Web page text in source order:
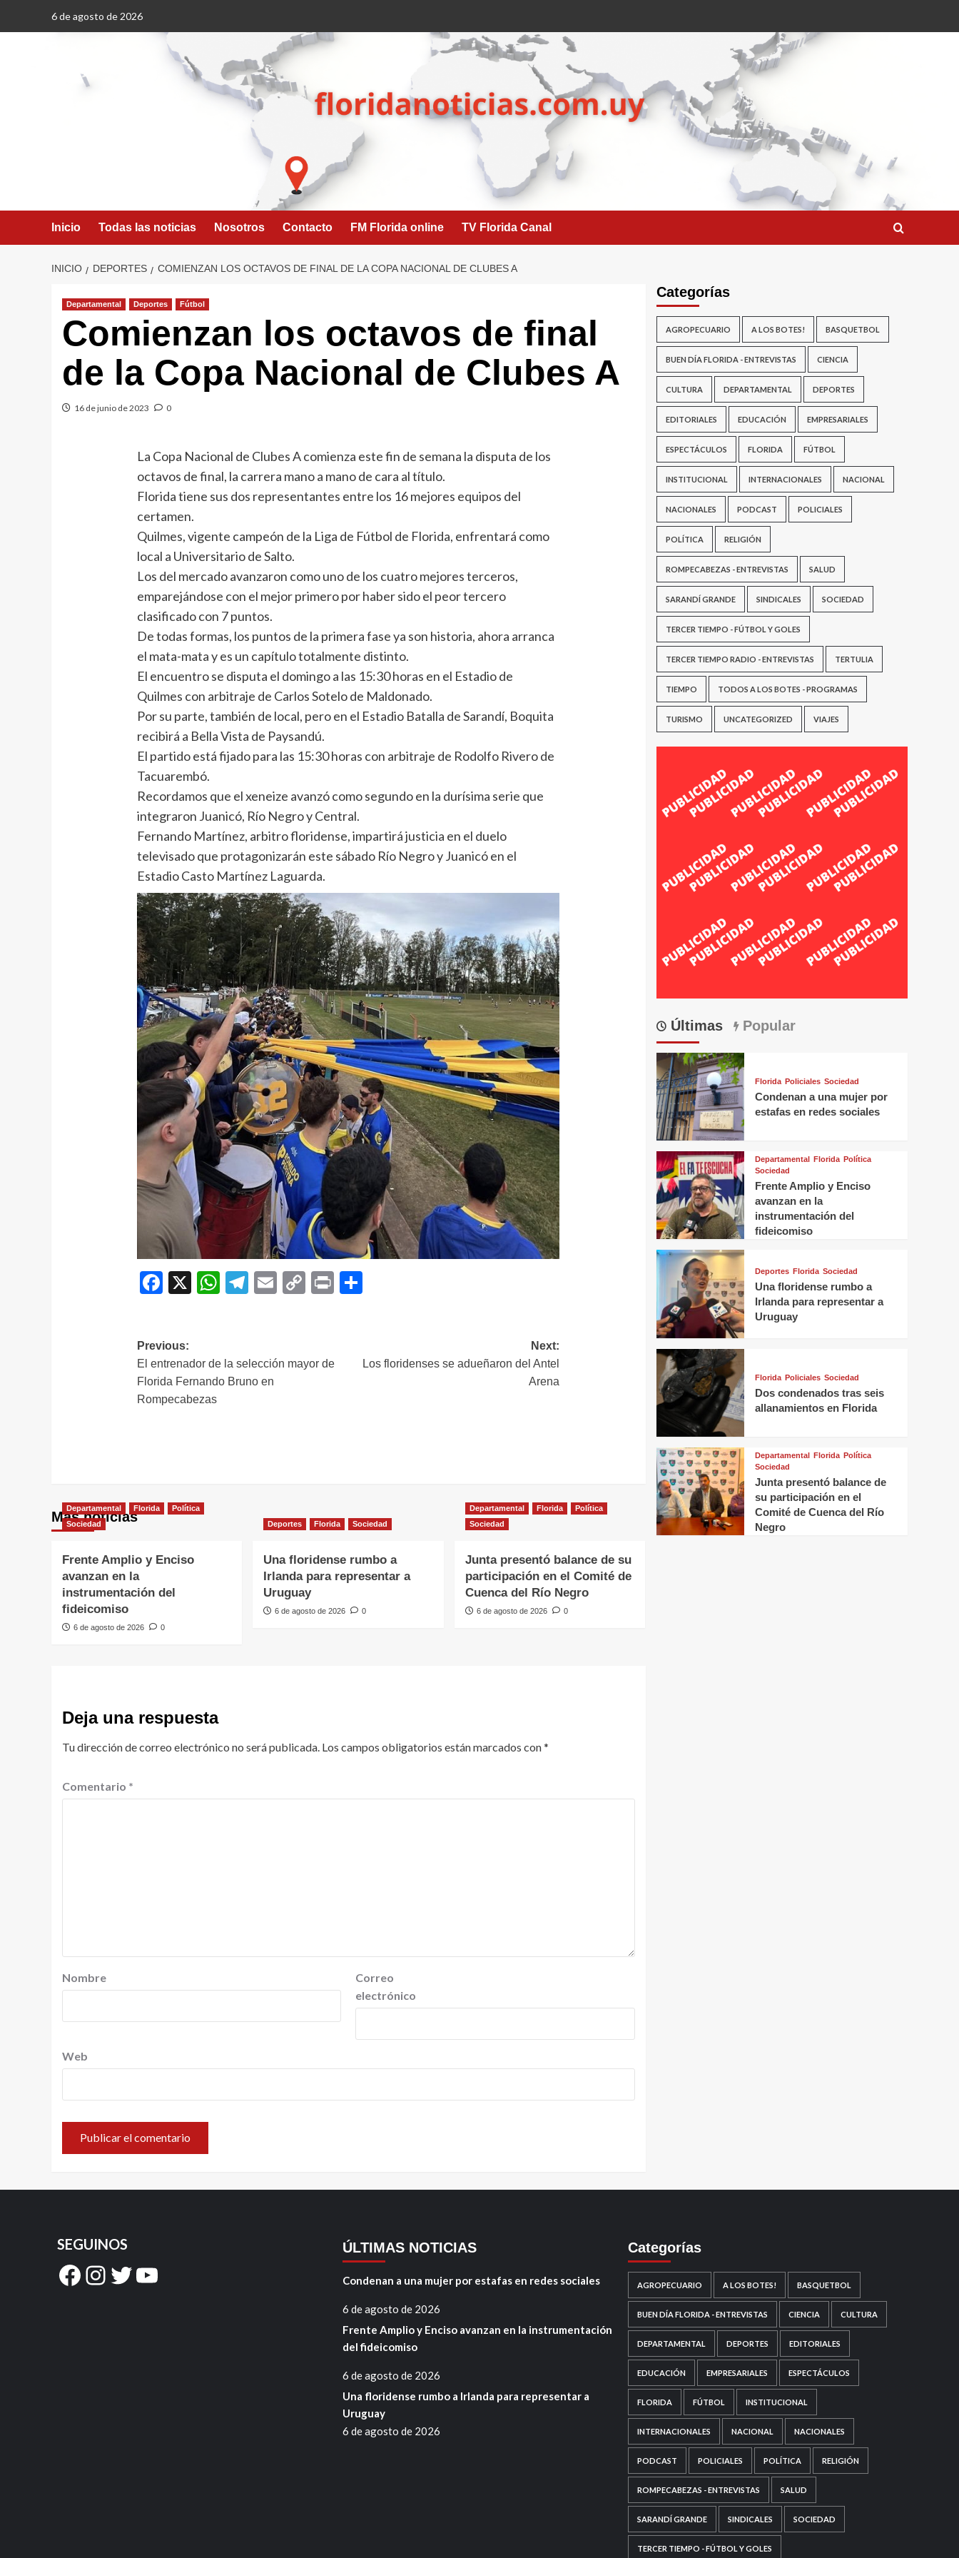
6 de agosto de 2026
Inicio Todas las noticias Nosotros Contacto FM Florida online TV Florida Canal
INICIO DEPORTES COMIENZAN LOS OCTAVOS DE FINAL DE LA COPA NACIONAL DE CLUBES A
Departamental Deportes Fútbol
Comienzan los octavos de final
de la Copa Nacional de Clubes A
16 de junio de 2023 0
La Copa Nacional de Clubes A comienza este fin de semana la disputa de los
octavos de final, la carrera mano a mano de cara al título.
Florida tiene sus dos representantes entre los 16 mejores equipos del
certamen.
Quilmes, vigente campeón de la Liga de Fútbol de Florida, enfrentará como
local a Universitario de Salto.
Los del mercado avanzaron como uno de los cuatro mejores terceros,
emparejándose con el mejor primero por haber sido el peor tercero
clasificado con 7 puntos.
De todas formas, los puntos de la primera fase ya son historia, ahora arranca
el mata-mata y es un capítulo totalmente distinto.
El encuentro se disputa el domingo a las 15:30 horas en el Estadio de
Quilmes con arbitraje de Carlos Sotelo de Maldonado.
Por su parte, también de local, pero en el Estadio Batalla de Sarandí, Boquita
recibirá a Bella Vista de Paysandú.
El partido está fijado para las 15:30 horas con arbitraje de Rodolfo Rivero de
Tacuarembó.
Recordamos que el xeneize avanzó como segundo en la durísima serie que
integraron Juanicó, Río Negro y Central.
Fernando Martínez, arbitro floridense, impartirá justicia en el duelo
televisado que protagonizarán este sábado Río Negro y Juanicó en el
Estadio Casto Martínez Laguarda.
Facebook
X WhatsApp
Telegram
EmailCopyPrint
Navegación
de
entradas
Previous:
El entrenador de la selección mayor de
Florida Fernando Bruno en
Rompecabezas
Next:
Los floridenses se adueñaron del Antel
Arena
Más noticias
Departamental Florida
Política
Sociedad
Frente Amplio y Enciso
avanzan en la
instrumentación del
fideicomiso
6 de agosto de 2026 0
Deportes Florida Sociedad
Una floridense rumbo a
Irlanda para representar a
Uruguay
6 de agosto de 2026 0
Departamental Florida
Política
Sociedad
Junta presentó balance de su
participación en el Comité de
Cuenca del Río Negro
6 de agosto de 2026 0
Deja una respuesta
Tu dirección de correo electrónico no será publicada. Los campos obligatorios están marcados con*
Comentario *
Nombre
Correo
electrónico
Web
Categorías
AGROPECUARIO A LOS BOTES! BASQUETBOL
BUEN DÍA FLORIDA - ENTREVISTAS CIENCIA
CULTURA DEPARTAMENTAL DEPORTES
EDITORIALES EDUCACIÓN EMPRESARIALES
ESPECTÁCULOS FLORIDA FÚTBOL
INSTITUCIONAL INTERNACIONALES NACIONAL
NACIONALES PODCAST POLICIALES
POLÍTICA RELIGIÓN
ROMPECABEZAS - ENTREVISTAS SALUD
SARANDÍ GRANDE SINDICALES SOCIEDAD
TERCER TIEMPO - FÚTBOL Y GOLES
TERCER TIEMPO RADIO - ENTREVISTAS TERTULIA
TIEMPO TODOS A LOS BOTES - PROGRAMAS
TURISMO UNCATEGORIZED VIAJES
Últimas Popular
Florida Policiales Sociedad
Condenan a una mujer por
estafas en redes sociales
Departamental Florida Política
Sociedad
Frente Amplio y Enciso
avanzan en la
instrumentación del
fideicomiso
Deportes Florida Sociedad
Una floridense rumbo a
Irlanda para representar a
Uruguay
Florida Policiales Sociedad
Dos condenados tras seis
allanamientos en Florida
Departamental Florida Política
Sociedad
Junta presentó balance de
su participación en el
Comité de Cuenca del Río
Negro
SEGUINOS
Facebook
Instagram
Twitter
YouTube
ÚLTIMAS NOTICIAS
Condenan a una mujer por estafas en redes sociales
6 de agosto de 2026
Frente Amplio y Enciso avanzan en la instrumentación
del fideicomiso
6 de agosto de 2026
Una floridense rumbo a Irlanda para representar a
Uruguay
6 de agosto de 2026
Categorías
AGROPECUARIO A LOS BOTES! BASQUETBOL
BUEN DÍA FLORIDA - ENTREVISTAS CIENCIA CULTURA
DEPARTAMENTAL DEPORTES EDITORIALES
EDUCACIÓN EMPRESARIALES ESPECTÁCULOS
FLORIDA FÚTBOL INSTITUCIONAL
INTERNACIONALES NACIONAL NACIONALES
PODCAST POLICIALES POLÍTICA RELIGIÓN
ROMPECABEZAS - ENTREVISTAS SALUD
SARANDÍ GRANDE SINDICALES SOCIEDAD
TERCER TIEMPO - FÚTBOL Y GOLES